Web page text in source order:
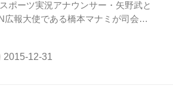
...
ポーツ実況アナウンサー・矢野武と
広報大使である橋本マナミが司会を
られた。選手たちの計量体重、コメン
ーナメント出場選手のみ）は以下の